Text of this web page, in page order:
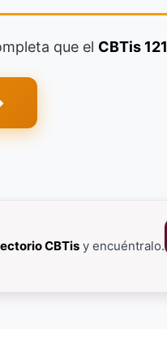
que el CBTis 121
CBTis y encuéntralo.